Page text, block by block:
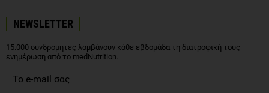
NEWSLETTER
15.000 συνδρομητές λαμβάνουν κάθε εβδομάδα τη διατροφική τους
ενημέρωση από το medNutrition.